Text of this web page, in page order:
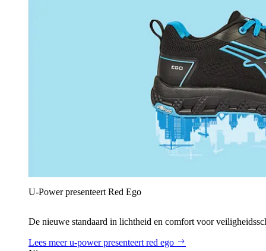
U‑Power presenteert Red Ego
De nieuwe standaard in lichtheid en comfort voor
Lees meeru‑power presenteert red ego